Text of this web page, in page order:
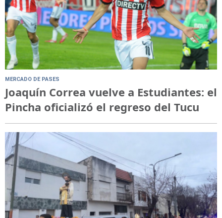
MERCADO DE PASES
Joaquín Correa vuelve a Estudiantes: el
Pincha oficializó el regreso del Tucu